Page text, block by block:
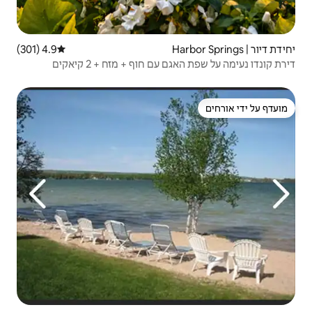
דירוג ממוצע של 4.9 מתוך 5, 301 ביקורות
4.9 (301)
חוף + מזח + 2 קיאקים